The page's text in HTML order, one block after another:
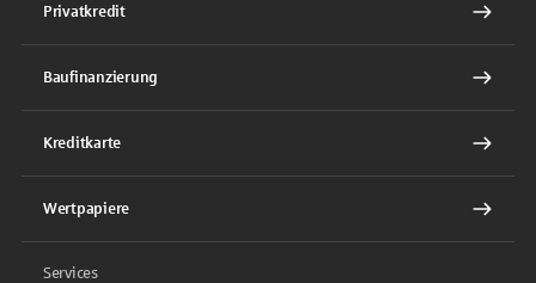
Privatkredit
Baufinanzierung
Kreditkarte
Wertpapiere
Services